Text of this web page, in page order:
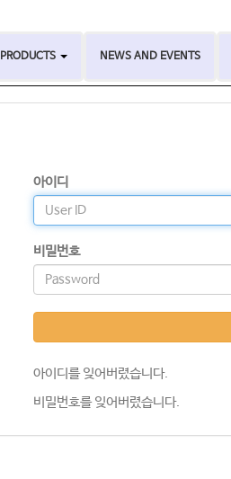
PRODUCTS NEWS AND EVENTS
아이디
비밀번호
아이디를 잊어버렸습니다.
비밀번호를 잊어버렸습니다.